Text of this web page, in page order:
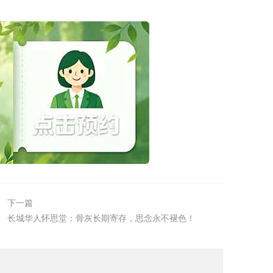
下一篇
长城华人怀思堂：骨灰长期寄存，思念永不褪色！